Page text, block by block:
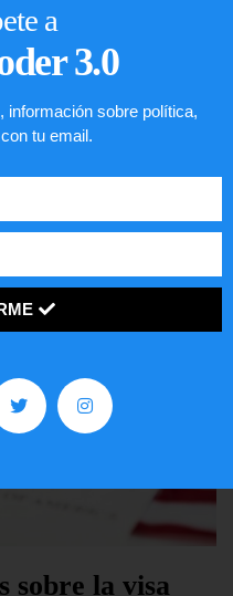
sobre la visa
a
3.0
información sobre política,
tu email.